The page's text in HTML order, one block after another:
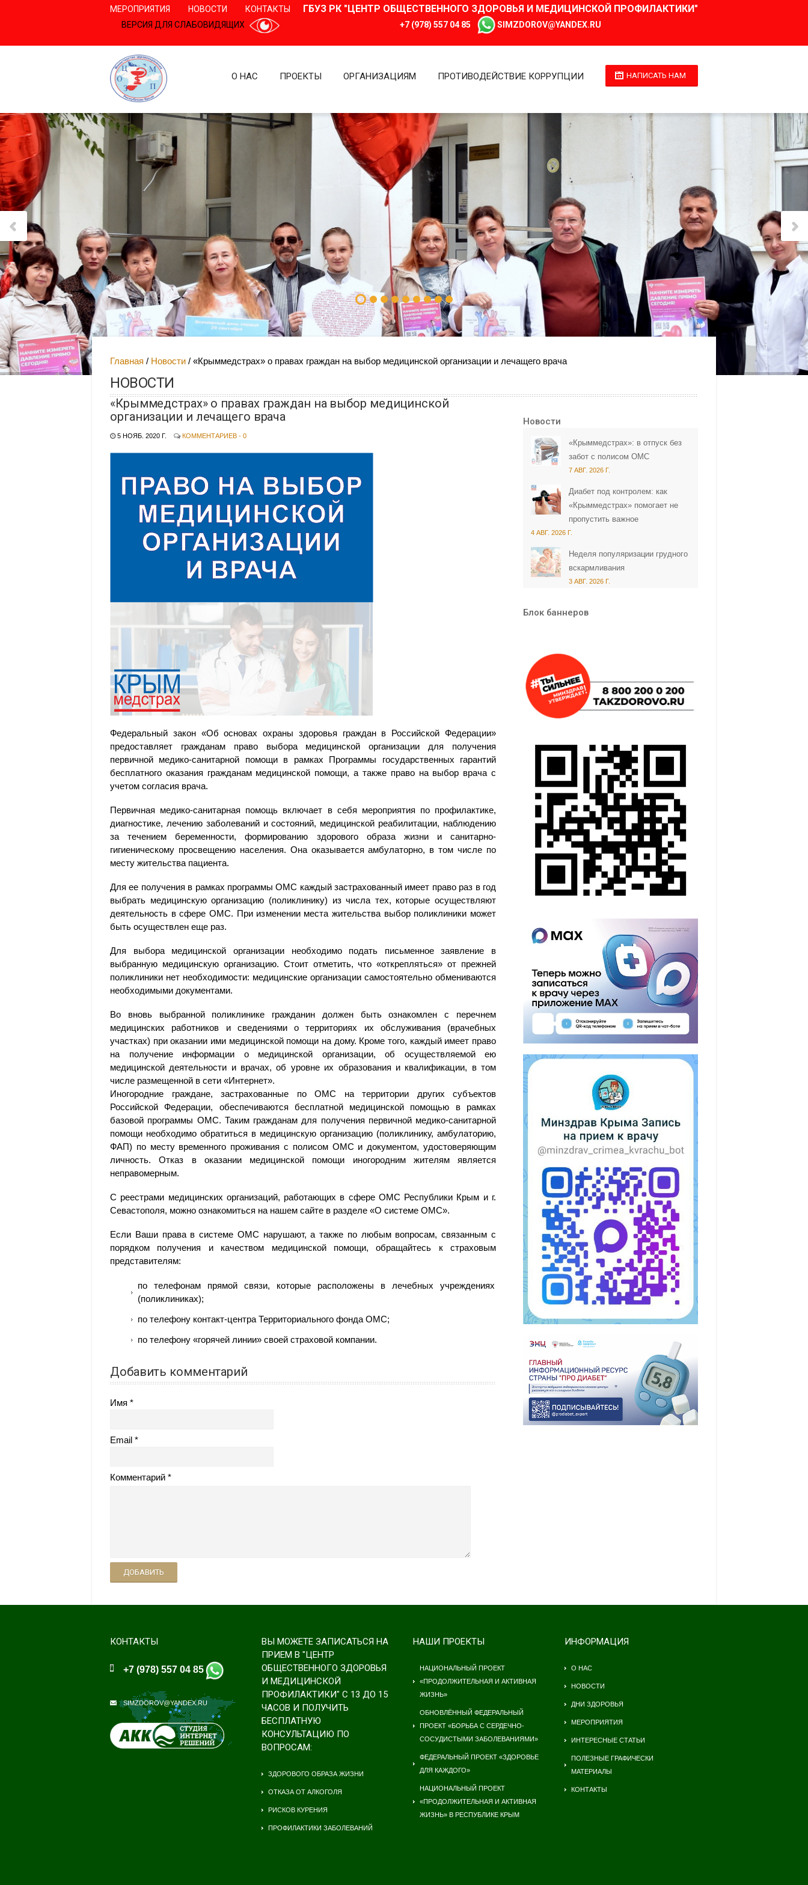
МЕРОПРИЯТИЯ НОВОСТИ
КОНТАКТЫ
ВЕРСИЯ ДЛЯ СЛАБОВИДЯЩИХ
ГБУЗ РК "ЦЕНТР ОБЩЕСТВЕННОГО ЗДОРОВЬЯ И МЕДИЦИНСКОЙ ПРОФИЛАКТИКИ"
+7 (978) 557 04 85 SIMZDOROV@YANDEX.RU
НАПИСАТЬ НАМ
О НАС ПРОЕКТЫ ОРГАНИЗАЦИЯМ ПРОТИВОДЕЙСТВИЕ КОРРУПЦИИ
Главная Новости «Крыммедстрах» о правах граждан на выбор медицинской организации и лечащего врача
НОВОСТИ
«Крыммедстрах» о правах граждан на выбор медицинской
организации и лечащего врача
5 НОЯБ. 2020 Г. КОММЕНТАРИЕВ - 0
Федеральный закон «Об основах охраны здоровья граждан в Российской Федерации»
предоставляет гражданам право выбора медицинской организации для получения
первичной медико-санитарной помощи в рамках Программы государственных гарантий
бесплатного оказания гражданам медицинской помощи, а также право на выбор врача с
учетом согласия врача.
Первичная медико-санитарная помощь включает в себя мероприятия по профилактике,
диагностике, лечению заболеваний и состояний, медицинской реабилитации, наблюдению
за течением беременности, формированию здорового образа жизни и санитарно-
гигиеническому просвещению населения. Она оказывается амбулаторно, в том числе по
месту жительства пациента.
Для ее получения в рамках программы ОМС каждый застрахованный имеет право раз в год
выбрать медицинскую организацию (поликлинику) из числа тех, которые осуществляют
деятельность в сфере ОМС. При изменении места жительства выбор поликлиники может
быть осуществлен еще раз.
Для выбора медицинской организации необходимо подать письменное заявление в
выбранную медицинскую организацию. Стоит отметить, что «открепляться» от прежней
поликлиники нет необходимости: медицинские организации самостоятельно обмениваются
необходимыми документами.
Во вновь выбранной поликлинике гражданин должен быть ознакомлен с перечнем
медицинских работников и сведениями о территориях их обслуживания (врачебных
участках) при оказании ими медицинской помощи на дому. Кроме того, каждый имеет право
на получение информации о медицинской организации, об осуществляемой ею
медицинской деятельности и врачах, об уровне их образования и квалификации, в том
числе размещенной в сети «Интернет».
Иногородние граждане, застрахованные по ОМС на территории других субъектов
Российской Федерации, обеспечиваются бесплатной медицинской помощью в рамках
базовой программы ОМС. Таким гражданам для получения первичной медико-санитарной
помощи необходимо обратиться в медицинскую организацию (поликлинику, амбулаторию,
ФАП) по месту временного проживания с полисом ОМС и документом, удостоверяющим
личность. Отказ в оказании медицинской помощи иногородним жителям является
неправомерным.
С реестрами медицинских организаций, работающих в сфере ОМС Республики Крым и г.
Севастополя, можно ознакомиться на нашем сайте в разделе «О системе ОМС».
Если Ваши права в системе ОМС нарушают, а также по любым вопросам, связанным с
порядком получения и качеством медицинской помощи, обращайтесь к страховым
представителям:
по телефонам прямой связи, которые расположены в лечебных учреждениях
(поликлиниках);
по телефону контакт-центра Территориального фонда ОМС;
по телефону «горячей линии» своей страховой компании.
Добавить комментарий
Имя
Email
Комментарий
ДОБАВИТЬ
Новости
«Крыммедстрах»: в отпуск без
забот с полисом ОМС
7 АВГ. 2026 Г.
Диабет под контролем: как
«Крыммедстрах» помогает не
пропустить важное
4 АВГ. 2026 Г.
Неделя популяризации грудного
вскармливания
3 АВГ. 2026 Г.
Блок баннеров
КОНТАКТЫ
+7 (978) 557 04 85
SIMZDOROV@YANDEX.RU
ВЫ МОЖЕТЕ ЗАПИСАТЬСЯ НА
ПРИЕМ В "ЦЕНТР
ОБЩЕСТВЕННОГО ЗДОРОВЬЯ
И МЕДИЦИНСКОЙ
ПРОФИЛАКТИКИ" С 13 ДО 15
ЧАСОВ И ПОЛУЧИТЬ
БЕСПЛАТНУЮ
КОНСУЛЬТАЦИЮ ПО
ВОПРОСАМ:
ЗДОРОВОГО ОБРАЗА ЖИЗНИ
ОТКАЗА ОТ АЛКОГОЛЯ
РИСКОВ КУРЕНИЯ
ПРОФИЛАКТИКИ ЗАБОЛЕВАНИЙ
НАШИ ПРОЕКТЫ
НАЦИОНАЛЬНЫЙ ПРОЕКТ
«ПРОДОЛЖИТЕЛЬНАЯ И АКТИВНАЯ
ЖИЗНЬ»
ОБНОВЛЁННЫЙ ФЕДЕРАЛЬНЫЙ
ПРОЕКТ «БОРЬБА С СЕРДЕЧНО-
СОСУДИСТЫМИ ЗАБОЛЕВАНИЯМИ»
ФЕДЕРАЛЬНЫЙ ПРОЕКТ «ЗДОРОВЬЕ
ДЛЯ КАЖДОГО»
НАЦИОНАЛЬНЫЙ ПРОЕКТ
«ПРОДОЛЖИТЕЛЬНАЯ И АКТИВНАЯ
ЖИЗНЬ» В РЕСПУБЛИКЕ КРЫМ
ИНФОРМАЦИЯ
О НАС
НОВОСТИ
ДНИ ЗДОРОВЬЯ
МЕРОПРИЯТИЯ
ИНТЕРЕСНЫЕ СТАТЬИ
ПОЛЕЗНЫЕ ГРАФИЧЕСКИ
МАТЕРИАЛЫ
КОНТАКТЫ